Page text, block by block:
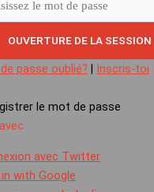
passe oublié? | Inscris-toi
le mot de passe
avec Twitter
in with Google